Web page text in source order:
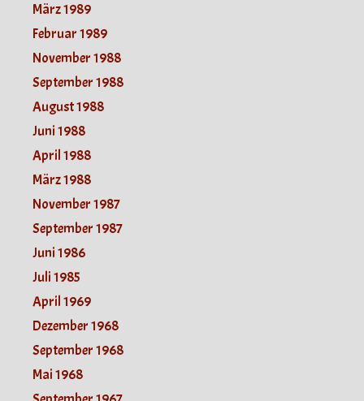
März 1989
Februar 1989
November 1988
September 1988
August 1988
Juni 1988
April 1988
März 1988
November 1987
September 1987
Juni 1986
Juli 1985
April 1969
Dezember 1968
September 1968
Mai 1968